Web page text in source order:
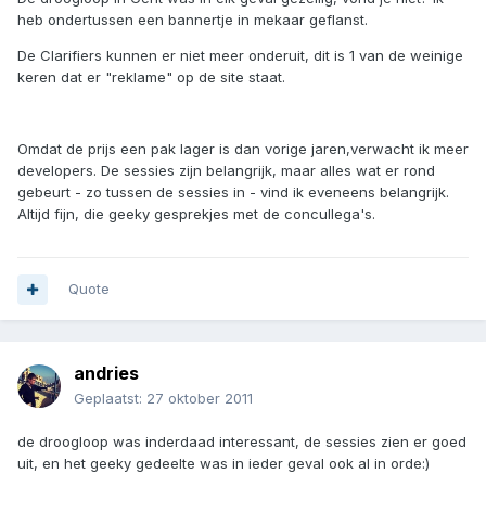
heb ondertussen een bannertje in mekaar geflanst.
De Clarifiers kunnen er niet meer onderuit, dit is 1 van de weinige
keren dat er "reklame" op de site staat.
Omdat de prijs een pak lager is dan vorige jaren,verwacht ik meer
developers. De sessies zijn belangrijk, maar alles wat er rond
gebeurt - zo tussen de sessies in - vind ik eveneens belangrijk.
Altijd fijn, die geeky gesprekjes met de concullega's.
Quote
andries
Geplaatst: 27 oktober 2011
de droogloop was inderdaad interessant, de sessies zien er goed
uit, en het geeky gedeelte was in ieder geval ook al in orde:)